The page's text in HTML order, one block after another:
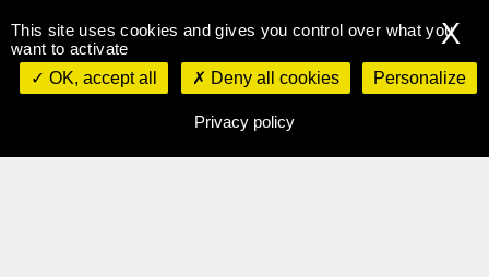
CONTACTEZ-NOUS
X
This site uses cookies and gives you control over what you
want to activate
OK, accept all
Deny all cookies Personalize
Privacy policy